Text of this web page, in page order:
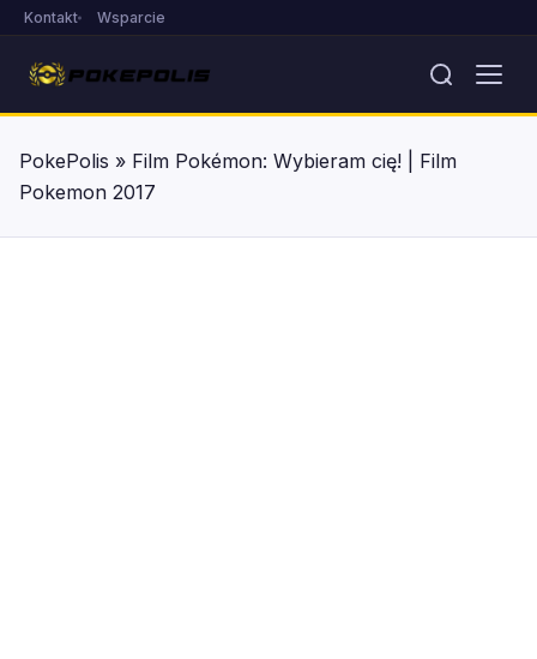
Kontakt Wsparcie
PokePolis » Film Pokémon: Wybieram cię! | Film
Pokemon 2017